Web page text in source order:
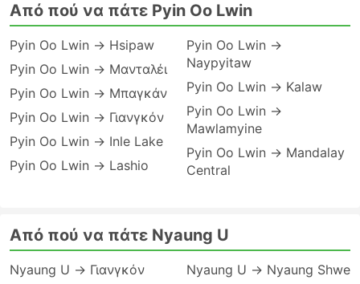
Από πού να πάτε Pyin Oo Lwin
Pyin Oo Lwin → Hsipaw
Pyin Oo Lwin → Μανταλέι
Pyin Oo Lwin → Μπαγκάν
Pyin Oo Lwin → Γιανγκόν
Pyin Oo Lwin → Inle Lake
Pyin Oo Lwin → Lashio
Pyin Oo Lwin →
Naypyitaw
Pyin Oo Lwin → Kalaw
Pyin Oo Lwin →
Mawlamyine
Pyin Oo Lwin → Mandalay
Central
Από πού να πάτε Nyaung U
Nyaung U → Γιανγκόν
Nyaung U → Nyaung Shwe